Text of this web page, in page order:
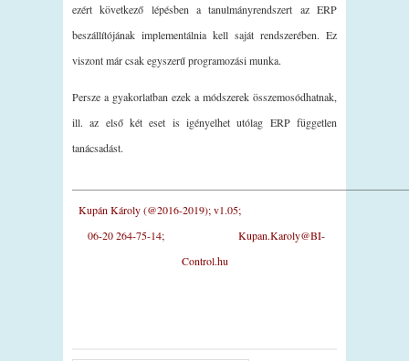
ezért következő lépésben a tanulmányrendszert az ERP
beszállítójának implementálnia kell saját rendszerében. Ez
viszont már csak egyszerű programozási munka.
Persze a gyakorlatban ezek a módszerek összemosódhatnak,
ill. az első két eset is igényelhet utólag ERP független
tanácsadást.
Kupán Károly (@2016-2019); v1.05;
06-20 264-75-14; Kupan.Karoly@BI-
Control.hu